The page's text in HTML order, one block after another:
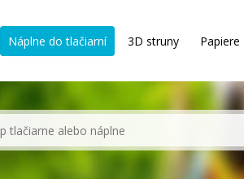
Náplne do tlačiarní 3D struny Papiere